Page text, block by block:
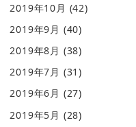
2019年10月 (42)
2019年9月 (40)
2019年8月 (38)
2019年7月 (31)
2019年6月 (27)
2019年5月 (28)